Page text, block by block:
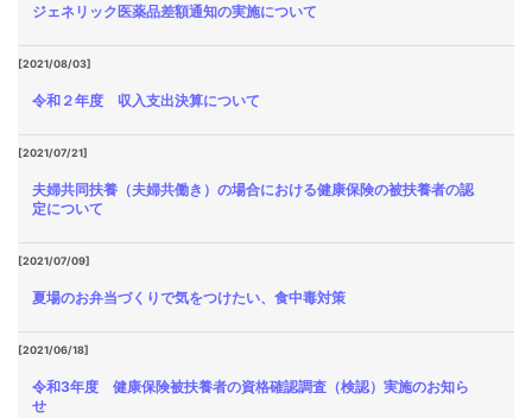
ジェネリック医薬品差額通知の実施について
[2021/08/03]
令和２年度 収入支出決算について
[2021/07/21]
夫婦共同扶養（夫婦共働き）の場合における健康保険の被扶養者の認
定について
[2021/07/09]
夏場のお弁当づくりで気をつけたい、食中毒対策
[2021/06/18]
令和3年度 健康保険被扶養者の資格確認調査（検認）実施のお知ら
せ